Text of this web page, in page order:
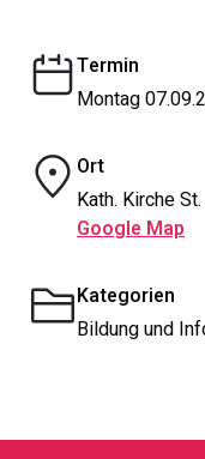
Termin
Montag
Ort
Kath. Kirche
Google Map
Kategorien
Bildung und